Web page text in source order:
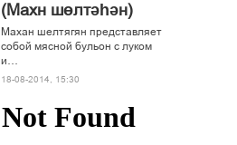
(Махн шөлтәһән)
Махан шелтягян представляет
собой мясной бульон с луком
и…
18-08-2014, 15:30